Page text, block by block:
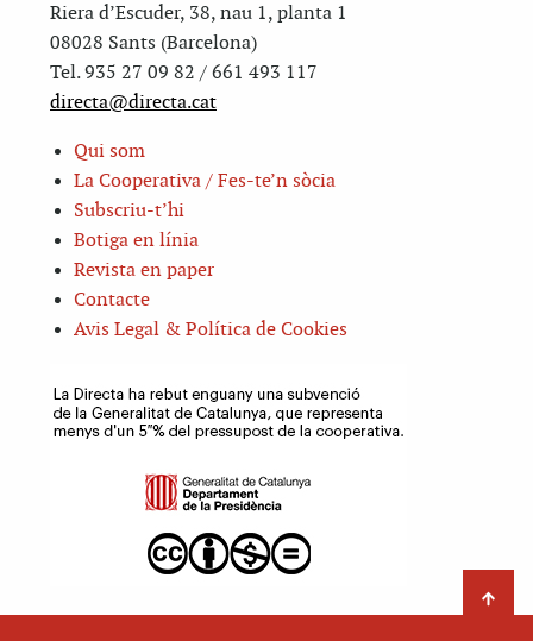
Riera d’Escuder, 38, nau 1, planta 1
08028 Sants (Barcelona)
Tel. 935 27 09 82 / 661 493 117
directa@directa.cat
Qui som
La Cooperativa / Fes-te’n sòcia
Subscriu-t’hi
Botiga en línia
Revista en paper
Contacte
Avis Legal & Política de Cookies